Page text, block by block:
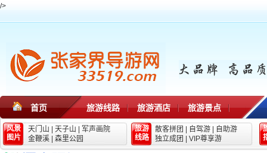
/>
首页 旅游线路 旅游酒店 旅游景点
风景
图片
天门山 天子山
军声画院
金鞭溪
森里公园
旅游
线路
散客拼团 自驾游
自助游
独立成团
VIP尊享游